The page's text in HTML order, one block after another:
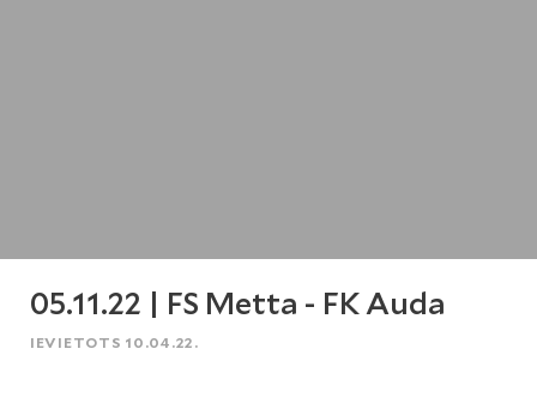
05.11.22 | FS Metta - FK Auda
IEVIETOTS 10.04.22.